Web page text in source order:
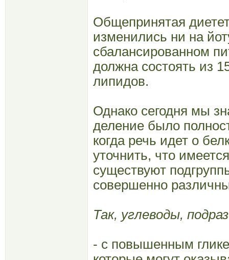
Общепринятая
изменились ни на
сбалансированном
должна состоять из
липидов.
Однако сегодня мы
деление было
когда речь идет о
уточнить, что
существуют
совершенно
Так, углеводы,
- с повышенным